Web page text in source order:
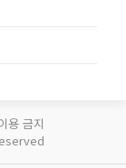
용 금지